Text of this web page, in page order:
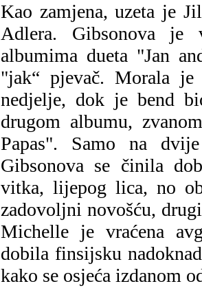
Kao zamjena, uzeta je
Adlera. Gibsonova
albumima dueta "Jan
"jak“ pjevač. Morala
nedjelje, dok je bend
drugom albumu,
Papas". Samo na
Gibsonova se činila
vitka, lijepog lica, no
zadovoljni novošću,
Michelle je vraćena
dobila finsijsku
kako se osjeća izdanom